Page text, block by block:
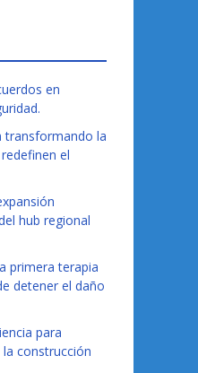
en
transformando la
el
hub regional
primera terapia
detener el daño
para
construcción